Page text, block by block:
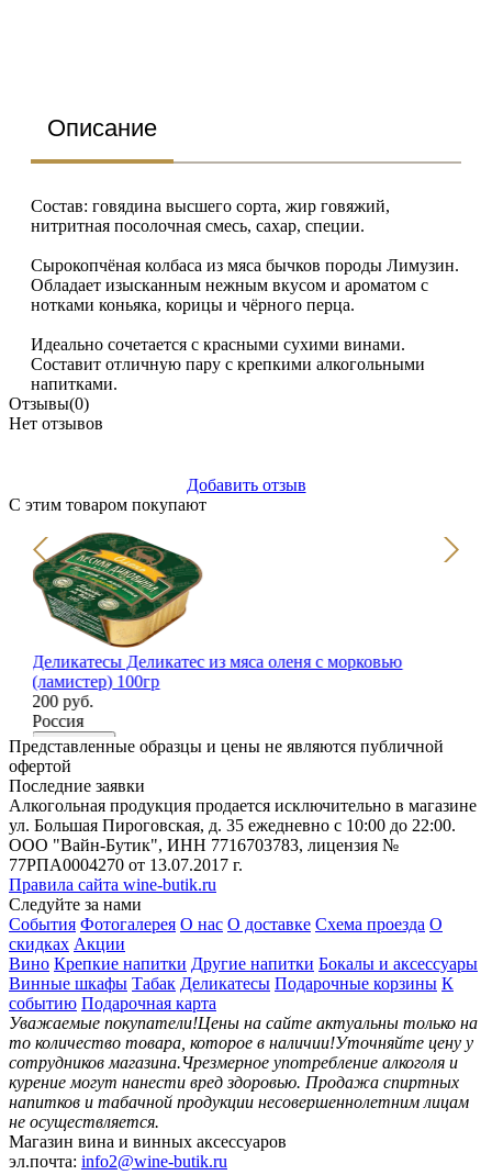
Описание
Состав: говядина высшего сорта, жир говяжий,
нитритная посолочная смесь, сахар, специи.
Сырокопчёная колбаса из мяса бычков породы Лимузин.
Обладает изысканным нежным вкусом и ароматом с
нотками коньяка, корицы и чёрного перца.
Идеально сочетается с красными сухими винами.
Составит отличную пару с крепкими алкогольными
напитками.
Отзывы(0)
Нет отзывов
Добавить отзыв
С этим товаром покупают
Деликатесы Деликатес из мяса оленя с морковью
(ламистер) 100гр
200 руб.
Россия
В корзину
Представленные образцы и цены не являются публичной
офертой
Последние заявки
Алкогольная продукция продается исключительно в магазине
ул. Большая Пироговская, д. 35 ежедневно с 10:00 до 22:00.
ООО "Вайн-Бутик", ИНН 7716703783, лицензия №
77РПА0004270 от 13.07.2017 г.
Правила сайта wine-butik.ru
Следуйте за нами
События Фотогалерея О нас О доставке Схема проезда О
скидках Акции
Вино Крепкие напитки Другие напитки Бокалы и аксессуары
Винные шкафы Табак Деликатесы Подарочные корзины К
событию Подарочная карта
Уважаемые покупатели!Цены на сайте актуальны только на
то количество товара, которое в наличии!Уточняйте цену у
сотрудников магазина.Чрезмерное употребление алкоголя и
курение могут нанести вред здоровью. Продажа спиртных
напитков и табачной продукции несовершеннолетним лицам
не осуществляется.
Магазин вина и винных аксессуаров
эл.почта: info2@wine-butik.ru